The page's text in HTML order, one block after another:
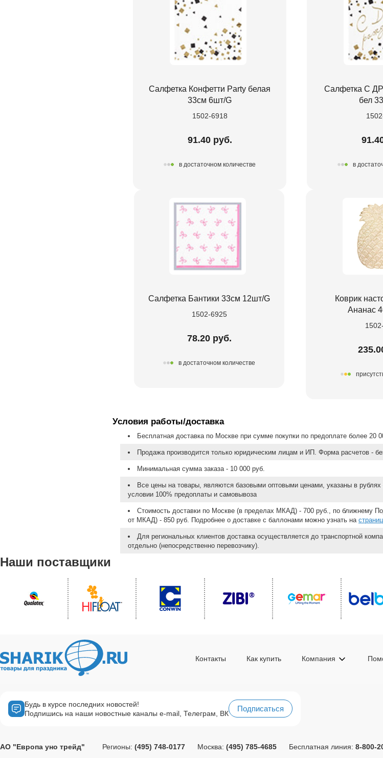
Салфетка Конфетти Party белая
33см 6шт/G
1502-6918
91.40 руб.
в достаточном количестве
Салфетка С
бел
в
Салфетка Бантики 33см 12шт/G
1502-6925
78.20 руб.
в достаточном количестве
Коврик
Ананас
Условия работы/доставка
Бесплатная доставка по Москве при сумме покупки по предоплате более 20
Продажа производится только юридическим лицам и ИП. Форма расчетов -
Минимальная сумма заказа - 10 000 руб.
Все цены на товары, являются базовыми оптовыми ценами, указаны в
условии 100% предоплаты и самовывоза
Стоимость доставки по Москве (в пределах МКАД) - 700 руб., по ближнему
от МКАД) - 850 руб. Подробнее о доставке с баллонами можно узнать на
Для региональных клиентов доставка осуществляется до транспортной
отдельно (непосредственно перевозчику).
Наши поставщики
Контакты Как купить Компания
Будь в курсе последних новостей!
Подпишись на наши новостные каналы e-mail, Телеграм, ВК
Подписаться
АО "Европа уно трейд" Регионы: (495) 748-0177 Москва: (495) 785-4685 Бесплатная линия: 8-800-